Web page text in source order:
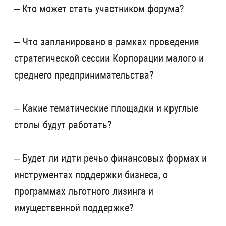
– Кто может стать участником форума?
– Что запланировано в рамках проведения
стратегической сессии Корпорации малого и
среднего предпринимательства?
– Какие тематические площадки и круглые
столы будут работать?
– Будет ли идти речьо финансовых формах и
инструментах поддержки бизнеса, о
программах льготного лизинга и
имущественной поддержке?